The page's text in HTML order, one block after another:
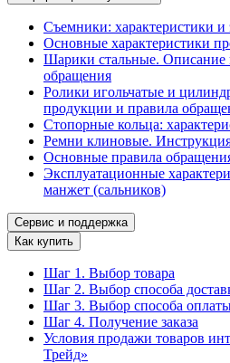
Съемники: характеристики и
Основные характеристики
Шарики стальные. Описание
обращения
Ролики игольчатые и
продукции и правила
Стопорные кольца:
Ремни клиновые. Инструкция
Основные правила
Эксплуатационные
манжет (сальников)
Сервис и поддержка
Как купить
Шаг 1. Выбор товара
Шаг 2. Выбор способа
Шаг 3. Выбор способа
Шаг 4. Получение заказа
Условия продажи товаров
Трейд»